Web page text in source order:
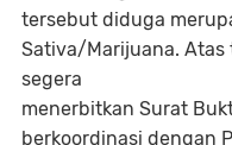
tersebut diduga
Sativa/Marijuana.
segera
menerbitkan Surat
berkoordinasi dengan